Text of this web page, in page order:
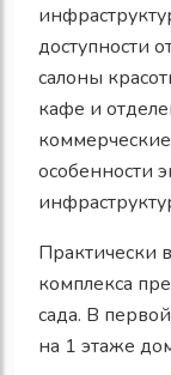
доступности
салоны
кафе и
особенности
Практически
комплекса
сада. В
на 1 этаже